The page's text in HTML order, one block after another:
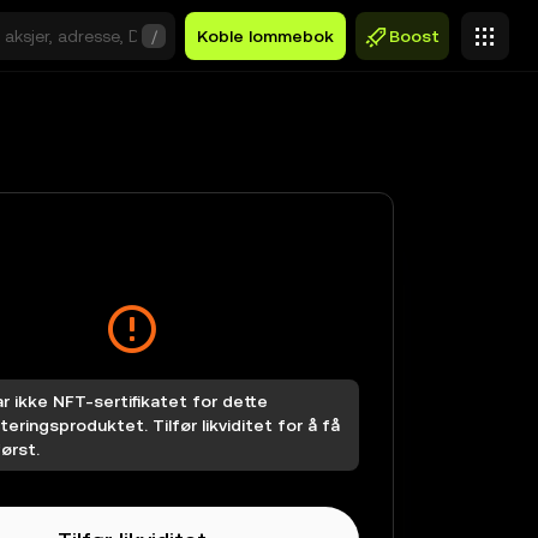
/ Koble lommebok Boost
ikke NFT-sertifikatet for dette
Tilfør likviditet for å få